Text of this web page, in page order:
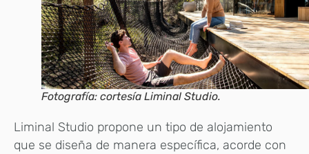
Fotografía: cortesía Liminal Studio.
Liminal Studio propone un tipo de alojamiento
que se diseña de manera específica, acorde con